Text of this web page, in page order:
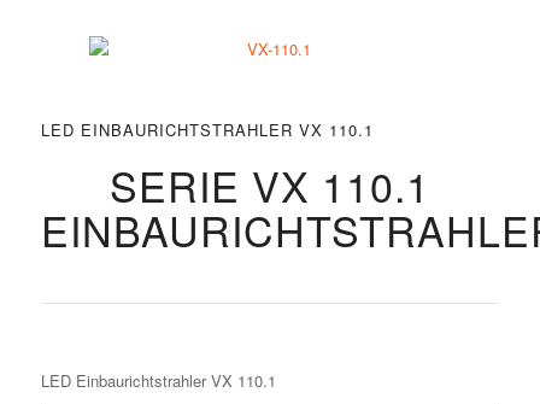
LED EINBAURICHTSTRAHLER VX 110.1
SERIE VX 110.1
LED Einbaurichtstrahler VX 110.1